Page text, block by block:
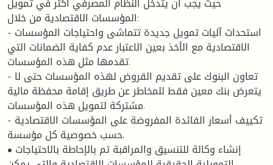
المؤسسات الاقتصادية من خلال:
- استحداث آليات تمويل جديدة تتماشى واحتياجات المؤسسات
الاقتصادية مع الأخذ بعين الاعتبار عدم كفاية الضمانات التي
تقدمها مثل هذه المؤسسات.
- تعاون البنوك على تقديم القروض لهذه المؤسسات حتى لا
يتعرض بنك معين فقط للمخاطر عن طريق إقامة محفظة مالية
مشتركة لتمويل هذه المؤسسات.
- تكييف أسعار الفائدة المفروضة على المؤسسات الاقتصادية
حسب خصوصية كل مؤسسة.
• إنشاء وكالة للتنسيق والمراقبة تم بالإحاطة بالاحتياجات